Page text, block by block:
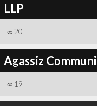
LLP
∞ 20
Agassiz
∞ 19